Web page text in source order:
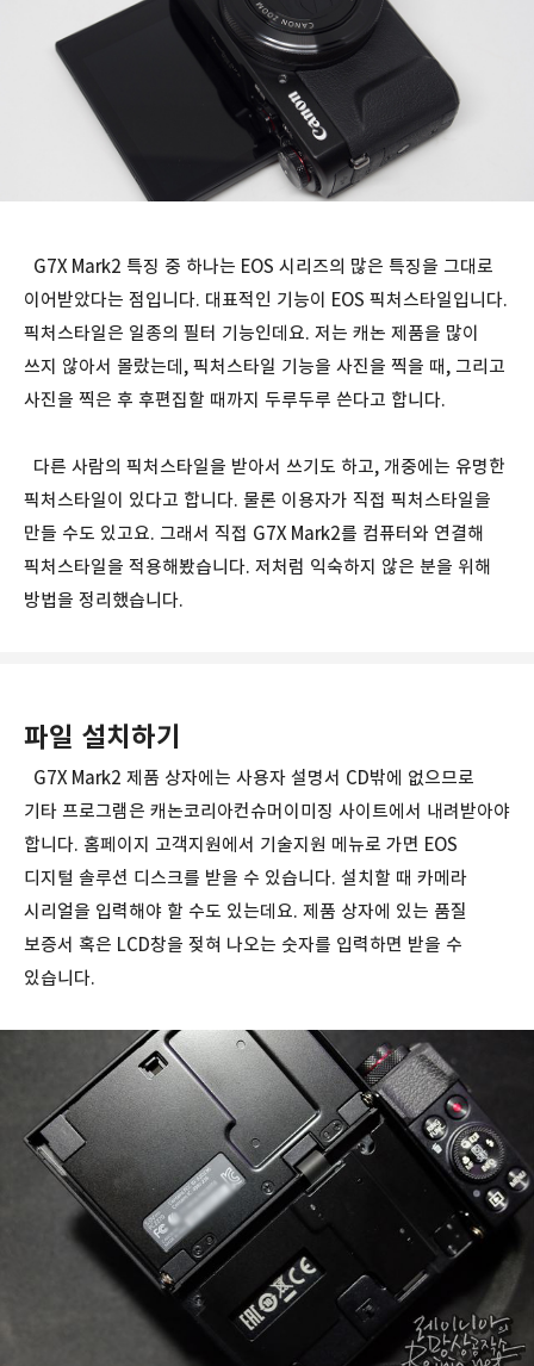
G7X Mark2 특징 중 하나는 EOS 시리즈의 많은 특징을 그대로
이어받았다는 점입니다. 대표적인 기능이 EOS 픽처스타일입니다.
픽처스타일은 일종의 필터 기능인데요. 저는 캐논 제품을 많이
쓰지 않아서 몰랐는데, 픽처스타일 기능을 사진을 찍을 때, 그리고
사진을 찍은 후 후편집할 때까지 두루두루 쓴다고 합니다.
다른 사람의 픽처스타일을 받아서 쓰기도 하고, 개중에는 유명한
픽처스타일이 있다고 합니다. 물론 이용자가 직접 픽처스타일을
만들 수도 있고요. 그래서 직접 G7X Mark2를 컴퓨터와 연결해
픽처스타일을 적용해봤습니다. 저처럼 익숙하지 않은 분을 위해
방법을 정리했습니다.
파일 설치하기
G7X Mark2 제품 상자에는 사용자 설명서 CD밖에 없으므로
기타 프로그램은 캐논코리아컨슈머이미징 사이트에서 내려받아야
합니다. 홈페이지 고객지원에서 기술지원 메뉴로 가면 EOS
디지털 솔루션 디스크를 받을 수 있습니다. 설치할 때 카메라
시리얼을 입력해야 할 수도 있는데요. 제품 상자에 있는 품질
보증서 혹은 LCD창을 젖혀 나오는 숫자를 입력하면 받을 수
있습니다.